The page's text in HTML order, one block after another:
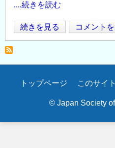
....続きを読む
国
総
「任
付
続きを見る コメント
Secondary
トップページ このサイ
© Japan Society